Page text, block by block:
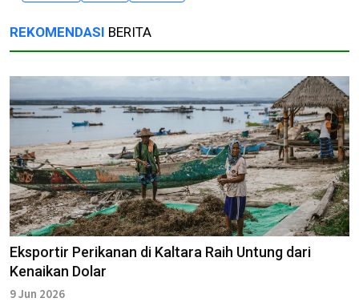
REKOMENDASI BERITA
Eksportir Perikanan di Kaltara Raih Untung dari
Kenaikan Dolar
9 Jun 2026